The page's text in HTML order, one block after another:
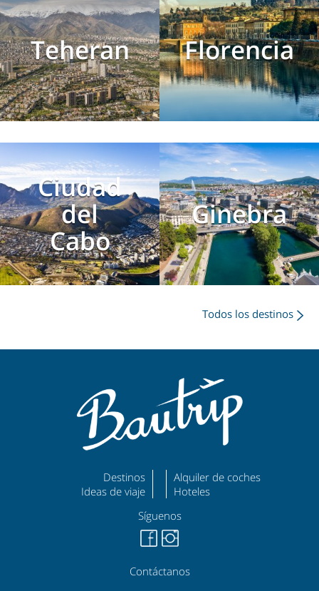
Teheran Florencia
Ciudad
del
Cabo
Ginebra
Todos los destinos
Destinos
Ideas de viaje
Alquiler de coches
Hoteles
Síguenos
Contáctanos